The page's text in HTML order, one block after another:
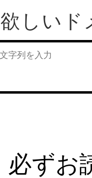
欲しいド
必ずお